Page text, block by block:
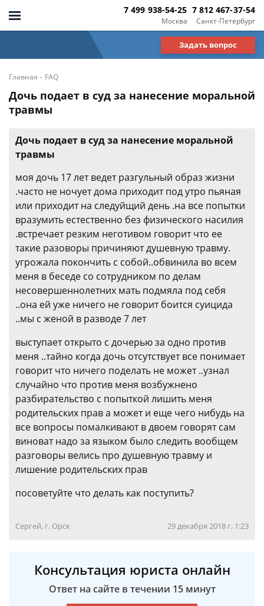
Москва
7 499 938-54-25
Санкт-Петербург
7 812 467-37-54
Задать вопрос
Главная - FAQ
Дочь подает в суд за нанесение моральной
травмы
Дочь подает в суд за нанесение моральной
травмы
моя дочь 17 лет ведет разгульный образ жизни
.часто не ночует дома приходит под утро пьяная
или приходит на следуйщий день .на все попытки
вразумить естественно без физического насилия
.встречает резким неготивом говорит что ее
такие разоворы причиняют душевную травму.
угрожала покончить с собой..обвинила во всем
меня в беседе со сотрудником по делам
несовершеннолетних мать подмяла под себя
..она ей уже ничего не говорит боится суицида
..мы с женой в разводе 7 лет
выступает открыто с дочерью за одно против
меня ..тайно когда дочь отсутствует все понимает
говорит что ничего поделать не может ..узнал
случайно что против меня возбужнено
разбирательство с попыткой лишить меня
родительских прав а может и еще чего нибудь на
все вопросы помалкивают в двоем говорят сам
виноват надо за языком было следить вообщем
разговоры велись про душевную травму и
лишение родительских прав
посоветуйте что делать как поступить?
Сергей, г. Орск 29 декабря 2018 г. 1:23
Консультация юриста онлайн
Ответ на сайте в течении 15 минут